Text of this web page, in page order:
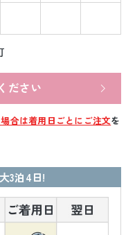
ださい
合は着用日ごとにご注文を
3泊4日!